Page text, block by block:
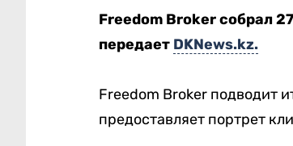
Freedom Broker cобрал
передает DKNews.kz.
Freedom Broker подводит
предоставляет портрет